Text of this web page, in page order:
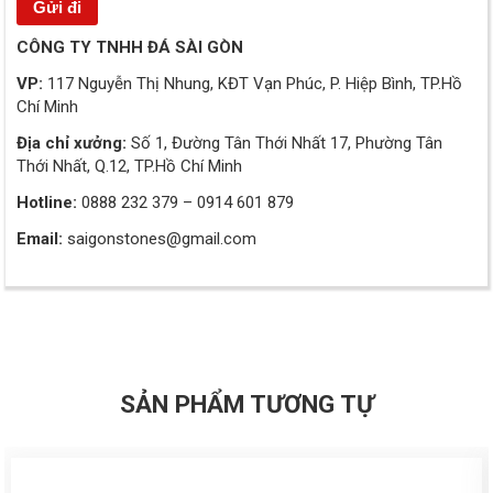
CÔNG TY TNHH ĐÁ SÀI GÒN
VP: 117 Nguyễn Thị Nhung, KĐT Vạn Phúc, P. Hiệp Bình, TP.Hồ
Chí Minh
Địa chỉ xưởng: Số 1, Đường Tân Thới Nhất 17, Phường Tân
Thới Nhất, Q.12, TP.Hồ Chí Minh
Hotline: 0888 232 379 – 0914 601 879
Email: saigonstones@gmail.com
SẢN PHẨM TƯƠNG TỰ